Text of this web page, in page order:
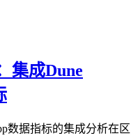
集成Dune
数据指标的集成分析在区